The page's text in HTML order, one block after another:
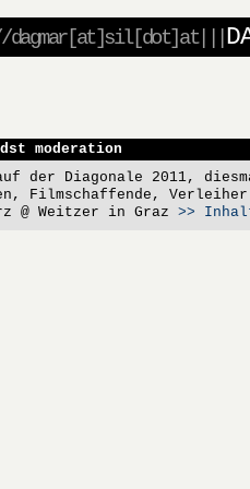
dagmar[at]sil[dot]at|||
moderation
der Diagonale 2011,
Filmschaffende,
@ Weitzer in Graz>>